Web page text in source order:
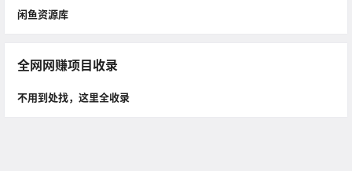
闲鱼资源库
全网网赚项目收录
不用到处找，这里全收录